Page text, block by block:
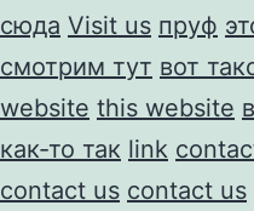
сюда Visit us пруф
смотрим тут вот
website this website
как-то так link
contact us contact us